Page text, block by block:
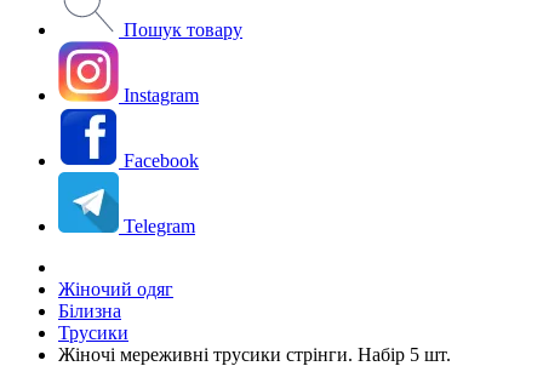
Пошук товару
Instagram
Facebook
Telegram
Жіночий одяг
Білизна
Трусики
Жіночі мереживні трусики стрінги. Набір 5 шт.